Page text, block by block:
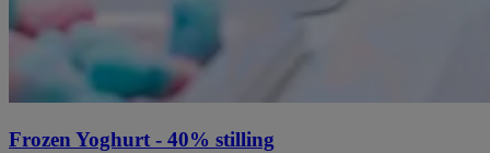
Frozen Yoghurt - 40% stilling